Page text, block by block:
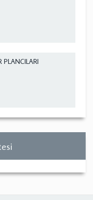
PLANCILARI